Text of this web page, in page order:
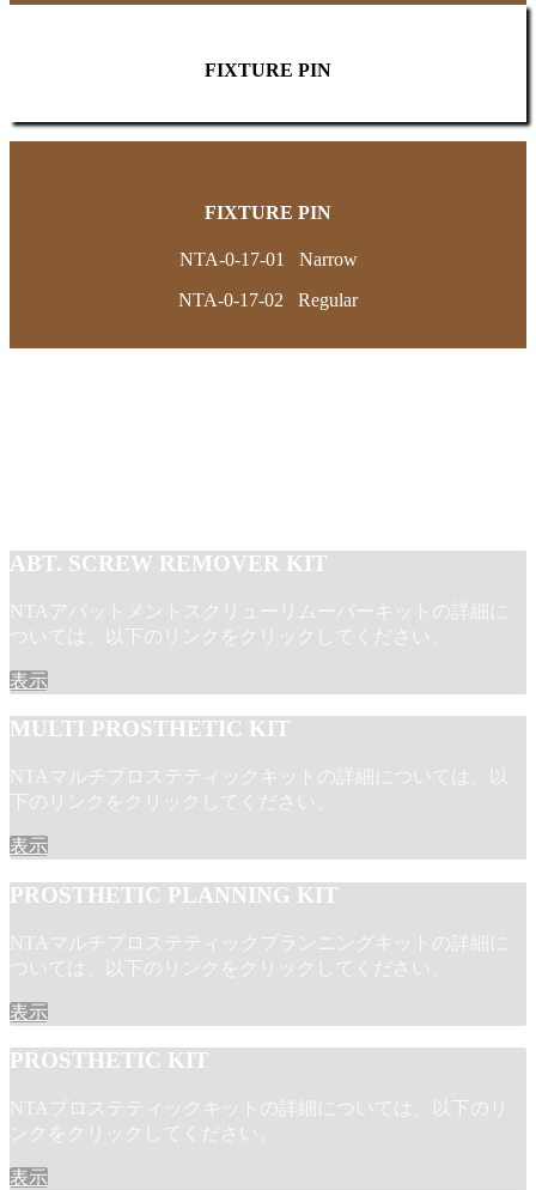
FIXTURE PIN
FIXTURE PIN
NTA-0-17-01 Narrow
NTA-0-17-02 Regular
ABT. SCREW REMOVER KIT
NTAアバットメントスクリューリムーバーキットの詳細に
ついては、以下のリンクをクリックしてください。
表示
MULTI PROSTHETIC KIT
NTAマルチプロステティックキットの詳細については、以
下のリンクをクリックしてください。
表示
PROSTHETIC PLANNING KIT
NTAマルチプロステティックプランニングキットの詳細に
ついては、以下のリンクをクリックしてください。
表示
PROSTHETIC KIT
NTAプロステティックキットの詳細については、以下のリ
ンクをクリックしてください。
表示